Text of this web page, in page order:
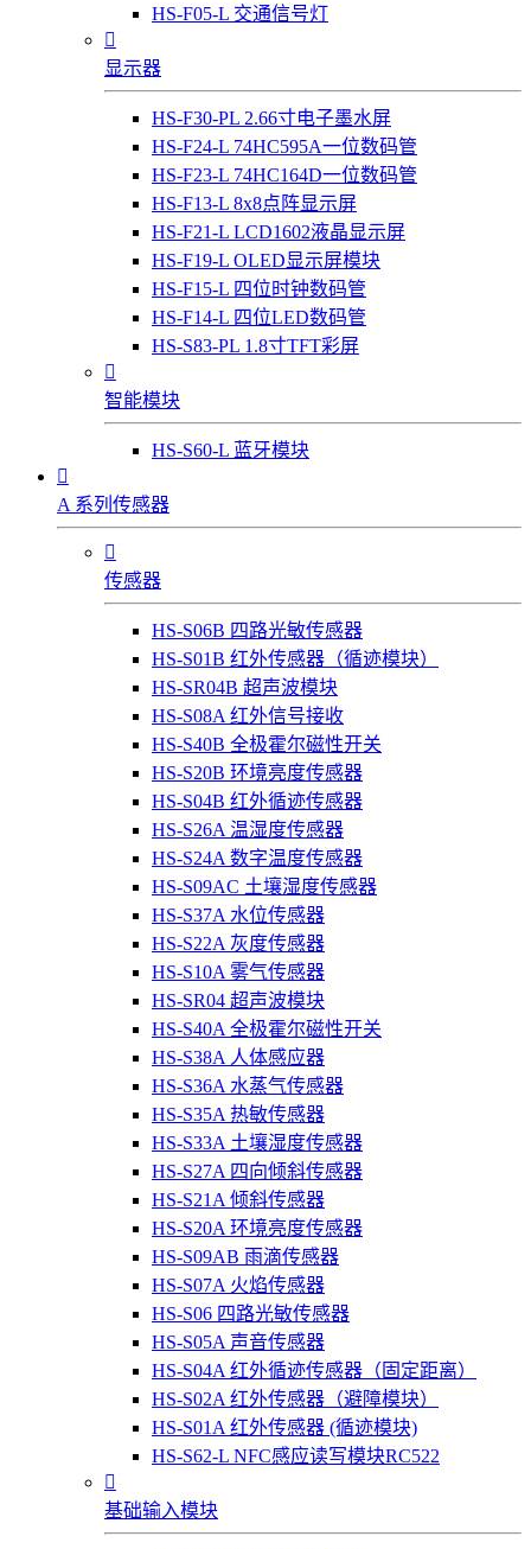
HS-F05-L 交通信号灯

显示器
HS-F30-PL 2.66寸电子墨水屏
HS-F24-L 74HC595A一位数码管
HS-F23-L 74HC164D一位数码管
HS-F13-L 8x8点阵显示屏
HS-F21-L LCD1602液晶显示屏
HS-F19-L OLED显示屏模块
HS-F15-L 四位时钟数码管
HS-F14-L 四位LED数码管
HS-S83-PL 1.8寸TFT彩屏

智能模块
HS-S60-L 蓝牙模块

A 系列传感器

传感器
HS-S06B 四路光敏传感器
HS-S01B 红外传感器（循迹模块）
HS-SR04B 超声波模块
HS-S08A 红外信号接收
HS-S40B 全极霍尔磁性开关
HS-S20B 环境亮度传感器
HS-S04B 红外循迹传感器
HS-S26A 温湿度传感器
HS-S24A 数字温度传感器
HS-S09AC 土壤湿度传感器
HS-S37A 水位传感器
HS-S22A 灰度传感器
HS-S10A 雾气传感器
HS-SR04 超声波模块
HS-S40A 全极霍尔磁性开关
HS-S38A 人体感应器
HS-S36A 水蒸气传感器
HS-S35A 热敏传感器
HS-S33A 土壤湿度传感器
HS-S27A 四向倾斜传感器
HS-S21A 倾斜传感器
HS-S20A 环境亮度传感器
HS-S09AB 雨滴传感器
HS-S07A 火焰传感器
HS-S06 四路光敏传感器
HS-S05A 声音传感器
HS-S04A 红外循迹传感器（固定距离）
HS-S02A 红外传感器（避障模块）
HS-S01A 红外传感器 (循迹模块)
HS-S62-L NFC感应读写模块RC522

基础输入模块